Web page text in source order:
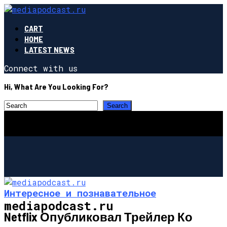
CART
HOME
LATEST NEWS
Connect with us
Hi, What Are You Looking For?
mediapodcast.ru
Интересное и познавательное
Netflix Опубликовал Трейлер Ко